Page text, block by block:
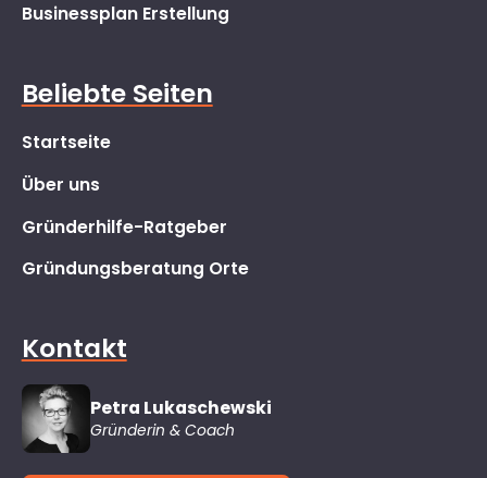
Businessplan Erstellung
Beliebte Seiten
Startseite
Über uns
Gründerhilfe-Ratgeber
Gründungsberatung Orte
Kontakt
Petra Lukaschewski
Gründerin & Coach